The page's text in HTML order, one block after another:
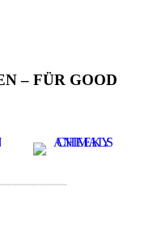
– FÜR GOOD